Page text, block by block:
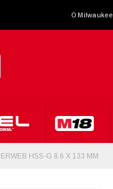
О Milwaukee
HSS-G 8.6 X 133 ММ